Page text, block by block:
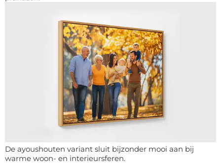
De ayoushouten variant sluit bijzonder mooi aan bij
warme woon- en interieursferen.